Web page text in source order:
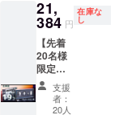
すよね？
シェーバー
を持ち歩く
なんて...鼻毛
を外で抜く
なんて...と
い。 ※
ご注文
状況、
製造工
程上の
都合等
により
出荷時
期が遅
※デザイ
ン・仕
様は変
更にな
る可能
性もご
ざいま
す。ご
了承く
しなみ
MATEB
OX １
セット
一般販
売予定
価格：
26,400
円（税
21,
384 円
在庫な
し
【先着
20名様
限定】
先得割
19％OF
支援
者：
20人